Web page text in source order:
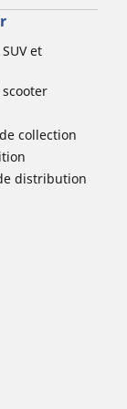
et
collection
distribution